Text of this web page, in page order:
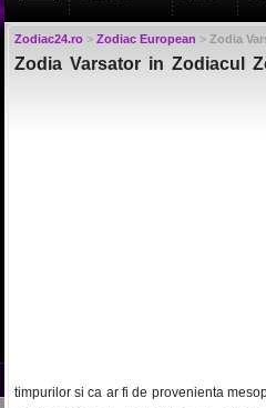
Zodiac24.ro> Zodiac European > Zodia
Zodia Varsator in Zodiacul
timpurilor si ca ar fi de provenienta